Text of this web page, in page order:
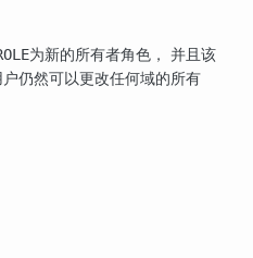
为新的所有者角色， 并且该
仍然可以更改任何域的所有